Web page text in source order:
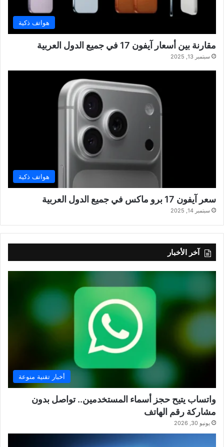
هواتف ذكية
مقارنة بين أسعار آيفون 17 في جميع الدول العربية
سبتمبر 13, 2025
هواتف ذكية
سعر آيفون 17 برو ماكس في جميع الدول العربية
سبتمبر 14, 2025
آخر الأخبار
أخبار تقنية منوعة
واتساب يتيح حجز أسماء المستخدمين.. تواصل بدون
مشاركة رقم الهاتف
يونيو 30, 2026